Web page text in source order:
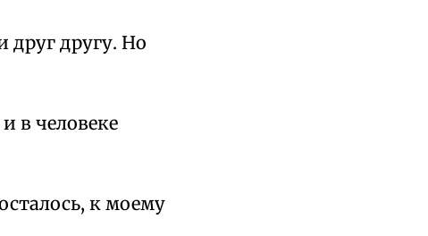
другу. Но
в человеке
к моему